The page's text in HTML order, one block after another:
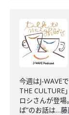
今週はJ-WAVE
THE CULTURE
ロシさんが登
ば”のお話は…藤